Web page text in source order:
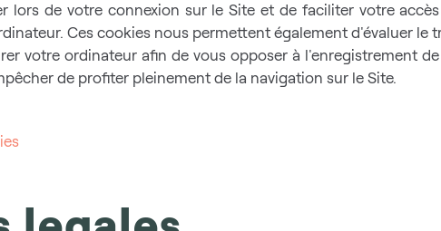
lors de votre connexion sur le Site et de faciliter votre
Ces cookies nous permettent également d'évaluer le
votre ordinateur afin de vous opposer à l'enregistrement
de profiter pleinement de la navigation sur le Site.